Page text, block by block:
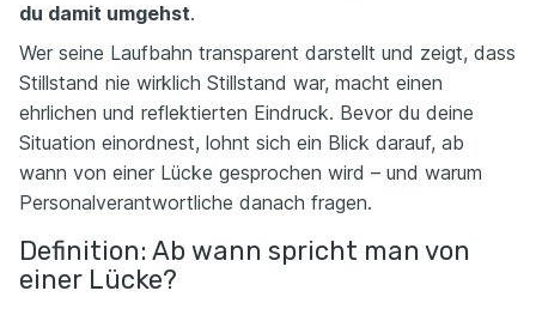
du damit umgehst.
Wer seine Laufbahn transparent darstellt und zeigt, dass
Stillstand nie wirklich Stillstand war, macht einen
ehrlichen und reflektierten Eindruck. Bevor du deine
Situation einordnest, lohnt sich ein Blick darauf, ab
wann von einer Lücke gesprochen wird – und warum
Personalverantwortliche danach fragen.
Definition: Ab wann spricht man von
einer Lücke?